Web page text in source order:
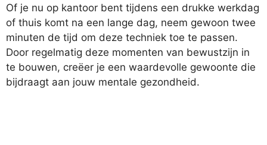
Of je nu op kantoor bent tijdens een drukke werkdag
of thuis komt na een lange dag, neem gewoon twee
minuten de tijd om deze techniek toe te passen.
Door regelmatig deze momenten van bewustzijn in
te bouwen, creëer je een waardevolle gewoonte die
bijdraagt aan jouw mentale gezondheid.